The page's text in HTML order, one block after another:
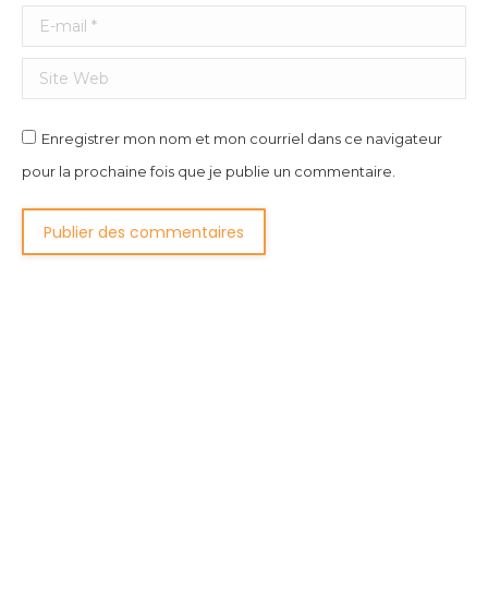
E-mail *
Site Web
Enregistrer mon nom et mon courriel dans ce navigateur
pour la prochaine fois que je publie un commentaire.
Publier des commentaires